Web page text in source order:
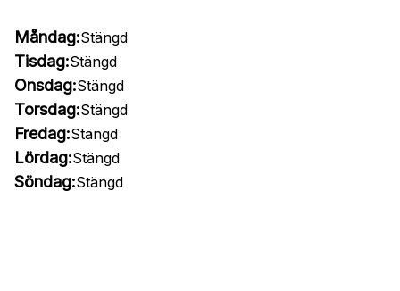
Måndag:Stängd
Tisdag:Stängd
Onsdag:Stängd
Torsdag:Stängd
Fredag:Stängd
Lördag:Stängd
Söndag:Stängd